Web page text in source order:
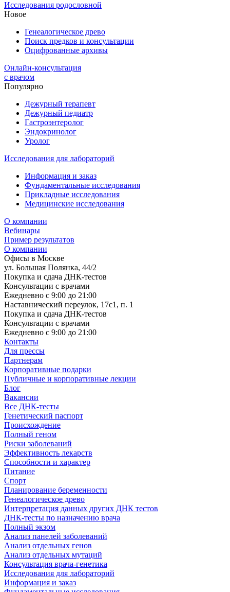
Исследования родословной
Новое
Генеалогическое древо
Поиск предков и консультации
Оцифрованные архивы
Онлайн-консультация
с врачом
Популярно
Дежурный терапевт
Дежурный педиатр
Гастроэнтеролог
Эндокринолог
Уролог
Исследования для лабораторий
Информация и заказ
Фундаментальные исследования
Прикладные исследования
Медицинские исследования
О компании
Вебинары
Пример результатов
О компании
Офисы в Москве
ул. Большая Полянка, 44/2
Покупка и сдача ДНК-тестов
Консультации с врачами
Ежедневно с 9:00 до 21:00
Наставнический переулок, 17с1, п. 1
Покупка и сдача ДНК-тестов
Консультации с врачами
Ежедневно с 9:00 до 21:00
Контакты
Для прессы
Партнерам
Корпоративные подарки
Публичные и корпоративные лекции
Блог
Вакансии
Все ДНК-тесты
Генетический паспорт
Происхождение
Полный геном
Риски заболеваний
Эффективность лекарств
Способности и характер
Питание
Спорт
Планирование беременности
Генеалогическое древо
Интерпретация данных других ДНК тестов
ДНК-тесты по назначению врача
Полный экзом
Анализ панелей заболеваний
Анализ отдельных генов
Анализ отдельных мутаций
Консультация врача-генетика
Исследования для лабораторий
Информация и заказ